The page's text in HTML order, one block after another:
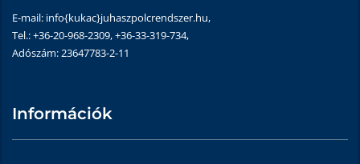
E-mail: info{kukac}juhaszpolcrendszer.hu,
Tel.: +36-20-968-2309, +36-33-319-734,
Adószám: 23647783-2-11
Információk